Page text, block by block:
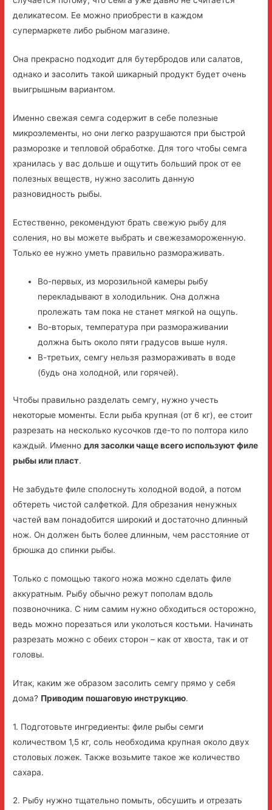
деликатесом. Ее можно приобрести в каждом
супермаркете либо рыбном магазине.
Она прекрасно подходит для бутербродов или салатов,
однако и засолить такой шикарный продукт будет очень
выигрышным вариантом.
Именно свежая семга содержит в себе полезные
микроэлементы, но они легко разрушаются при быстрой
разморозке и тепловой обработке. Для того чтобы семга
хранилась у вас дольше и ощутить больший прок от ее
полезных веществ, нужно засолить данную
разновидность рыбы.
Естественно, рекомендуют брать свежую рыбу для
соления, но вы можете выбрать и свежезамороженную.
Только ее нужно уметь правильно размораживать.
Во-первых, из морозильной камеры рыбу
перекладывают в холодильник. Она должна
пролежать там пока не станет мягкой на ощупь.
Во-вторых, температура при размораживании
должна быть около пяти градусов выше нуля.
В-третьих, семгу нельзя размораживать в воде
(будь она холодной, или горячей).
Чтобы правильно разделать семгу, нужно учесть
некоторые моменты. Если рыба крупная (от 6 кг), ее стоит
разрезать на несколько кусочков где-то по полтора кило
каждый. Именнодля засолки чаще всего используют филе
рыбы или пласт.
Не забудьте филе сполоснуть холодной водой, а потом
обтереть чистой салфеткой. Для обрезания ненужных
частей вам понадобится широкий и достаточно длинный
нож. Он должен быть более длинным, чем расстояние от
брюшка до спинки рыбы.
Только с помощью такого ножа можно сделать филе
аккуратным. Рыбу обычно режут пополам вдоль
позвоночника. С ним самим нужно обходиться осторожно,
ведь можно порезаться или уколоться костьми. Начинать
разрезать можно с обеих сторон – как от хвоста, так и от
головы.
Итак, каким же образом засолить семгу прямо у себя
дома? Приводим пошаговую инструкцию.
1. Подготовьте ингредиенты: филе рыбы семги
количеством 1,5 кг, соль необходима крупная около двух
столовых ложек. Также возьмите такое же количество
сахара.
2. Рыбу нужно тщательно помыть, обсушить и отрезать